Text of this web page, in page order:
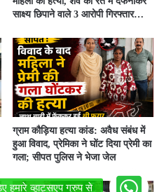
साक्ष्य छिपाने वाले 3 आरोपी गिरफ्तार…
ग्राम कौड़िया हत्या कांड: अवैध संबंध में
हुआ विवाद, प्रेमिका ने घोंट दिया प्रेमी का
गला; सीपत पुलिस ने भेजा जेल